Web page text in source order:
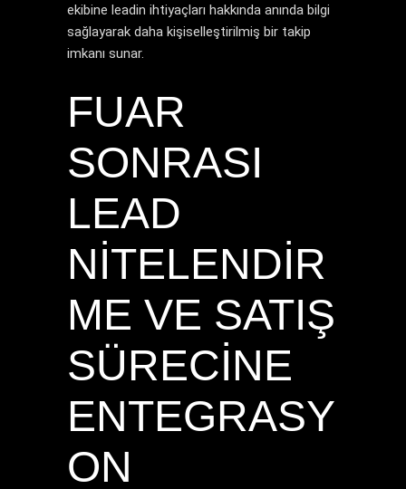
ekibine leadin ihtiyaçları hakkında anında bilgi
sağlayarak daha kişiselleştirilmiş bir takip
imkanı sunar.
FUAR
SONRASI
LEAD
NITELENDIR
ME VE SATIŞ
SÜRECINE
ENTEGRASY
ON